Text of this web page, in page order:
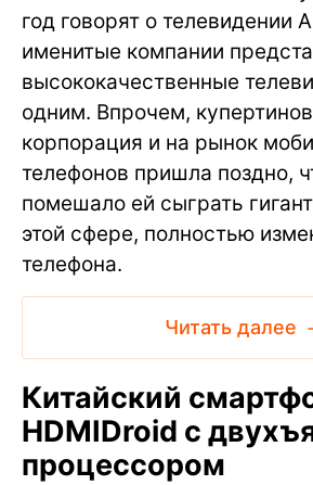
год говорят о телевидении
именитые компании
высококачественные
одним. Впрочем,
корпорация и на рынок
телефонов пришла поздно,
помешало ей сыграть
этой сфере, полностью
телефона.
Читать далее
Китайский
HDMIDroid с
процессором